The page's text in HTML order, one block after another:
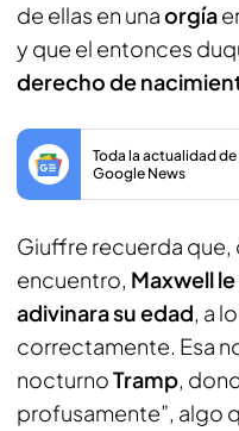
de ellas en unaorgía
y que el entonces
derecho de
Toda la actualidad
Google News
Giuffre recuerda que,
encuentro, Maxwell
adivinara su edad, a
correctamente. Esa
nocturnoTramp,
profusamente”, algo